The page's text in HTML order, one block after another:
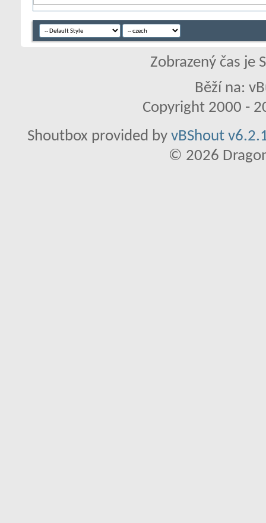
Zobrazený čas je
Běží na:
Copyright 2000 -
Shoutbox provided by vBShout
© 2026